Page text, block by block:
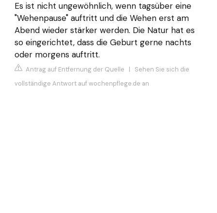
Es ist nicht ungewöhnlich, wenn tagsüber eine
"Wehenpause" auftritt und die Wehen erst am
Abend wieder stärker werden. Die Natur hat es
so eingerichtet, dass die Geburt gerne nachts
oder morgens auftritt.
Antrag auf Entfernung der Quelle | Sehen Sie sich die
vollständige Antwort auf wochenpflege.de an